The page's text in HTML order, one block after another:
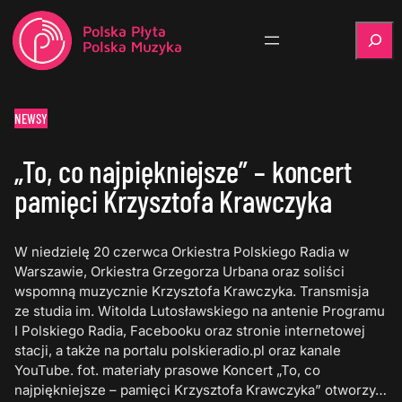
NEWSY
„To, co najpiękniejsze” – koncert
pamięci Krzysztofa Krawczyka
W niedzielę 20 czerwca Orkiestra Polskiego Radia w
Warszawie, Orkiestra Grzegorza Urbana oraz soliści
wspomną muzycznie Krzysztofa Krawczyka. Transmisja
ze studia im. Witolda Lutosławskiego na antenie Programu
I Polskiego Radia, Facebooku oraz stronie internetowej
stacji, a także na portalu polskieradio.pl oraz kanale
YouTube. fot. materiały prasowe Koncert „To, co
najpiękniejsze – pamięci Krzysztofa Krawczyka” otworzy…